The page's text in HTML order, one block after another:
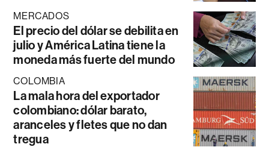
MERCADOS
El precio del dólar se debilita en
julio y América Latina tiene la
moneda más fuerte del mundo
COLOMBIA
La mala hora del exportador
colombiano: dólar barato,
aranceles y fletes que no dan
tregua